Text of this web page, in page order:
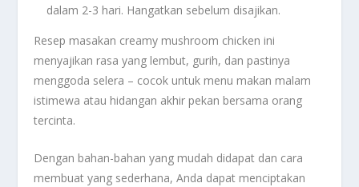
dalam 2-3 hari. Hangatkan sebelum disajikan.
Resep masakan creamy mushroom chicken ini
menyajikan rasa yang lembut, gurih, dan pastinya
menggoda selera – cocok untuk menu makan malam
istimewa atau hidangan akhir pekan bersama orang
tercinta.
Dengan bahan-bahan yang mudah didapat dan cara
membuat yang sederhana, Anda dapat menciptakan